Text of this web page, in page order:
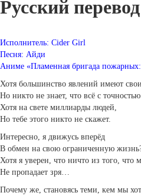
Русский перевод
Исполнитель: Cider Girl
Песня: Айди
Аниме «Пламенная бригада пожарных:
Хотя большинство явлений имеют
Но никто не знает, что всё с
Хотя на свете миллиарды людей,
Но тебе этого никто не скажет.
Интересно, я движусь вперёд
В обмен на свою ограниченную
Хотя я уверен, что ничто из того, что
Не пропадает зря…
Почему же, становясь теми, кем мы